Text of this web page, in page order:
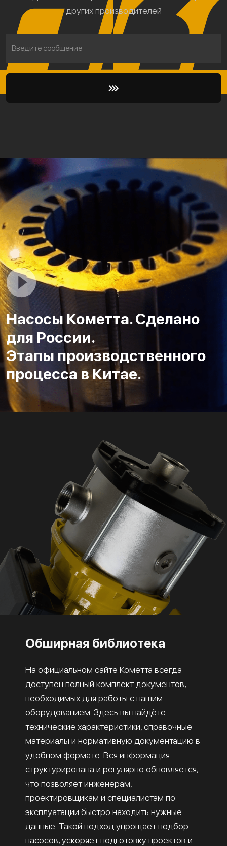
других производителей
Введите сообщение
Насосы Кометта. Сделано
для России.
Этапы производственного
процесса в Китае.
Обширная библиотека
На официальном сайте Кометта всегда
доступен полный комплект документов,
необходимых для работы с нашим
оборудованием. Здесь вы найдёте
технические характеристики, справочные
материалы и нормативную документацию в
удобном формате. Вся информация
структурирована и регулярно обновляется,
что позволяет инженерам,
проектировщикам и специалистам по
эксплуатации быстро находить нужные
данные. Такой подход упрощает подбор
насосов, ускоряет подготовку проектов и